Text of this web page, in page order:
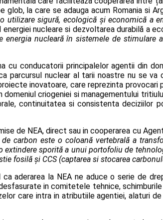
la care se adauga acum Romania si
sigură, ecologică și economică a
nucleare si dezvoltarea durabilă a
nucleară în sistemele de
cu conducatorii principalelor agentii din
parcursul nuclear al tarii noastre nu se
inovatoare, care reprezinta
criogeniei si managementului
continuitatea si consistenta deciziilor
de NEA, direct sau in cooperarea cu
carbon este o coloană vertebrală a
extindere sporită a unui portofoliu de
fosilă și CCS (captarea si stocarea
aderarea la NEA ne aduce o serie de
in comitetele tehnice,
care intra in atributiile agentiei, alaturi